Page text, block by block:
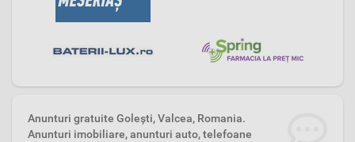
Anunturi gratuite Goleşti, Valcea, Romania.
Anunturi imobiliare, anunturi auto, telefoane